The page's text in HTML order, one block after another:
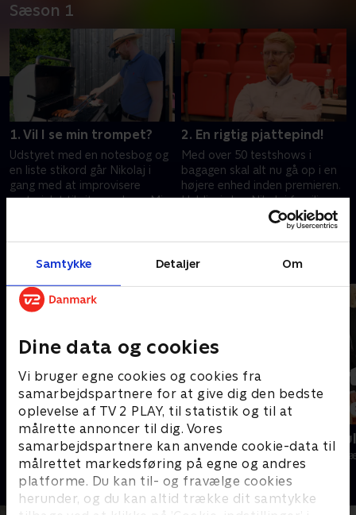
Samtykke Detaljer Om
Dine data og cookies
Vi bruger egne cookies og cookies fra
samarbejdspartnere for at give dig den bedste
oplevelse af TV 2 PLAY, til statistik og til at
målrette annoncer til dig. Vores
samarbejdspartnere kan anvende cookie-data til
målrettet markedsføring på egne og andres
platforme. Du kan til- og fravælge cookies
herunder, og du kan altid trække dit samtykke
Sæson 1
1. Vil I se min trompet?
Udstyret med en notesbog og
en liste stikord går Nikolaj i
gang med at improvisere
materialet til sit nye show. Midt
2. En rigtig pjattepind!
Med over 50 testshows i
bagagen skal alt nu gå op i en
højere enhed inden premieren.
Heldigvis har Nikolaj familien
med i kulissen for at hjælpe
17. maj 2026 • 39 min
Andre så også
Lokalposten med Heino Hansen
TV-Shows • 1 sæsoner
Rundt på
TV-Shows • 2